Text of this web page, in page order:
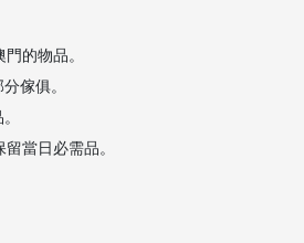
的物品。
傢俱。
當日必需品。